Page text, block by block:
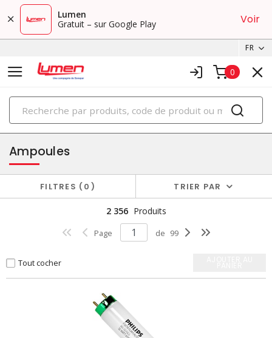
Lumen
Gratuit – sur Google Play
Voir
FR
0
PRODUITS
éclairage
Ampoules
FILTRES 0 TRIER PAR
2 356 Produits
Page de 99
Tout cocher